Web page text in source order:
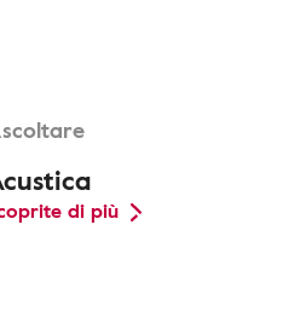
di più